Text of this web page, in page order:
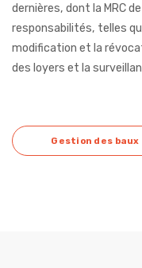
dernières, dont la MRC
responsabilités, telles
modification et la
des loyers et la
Gestion des baux